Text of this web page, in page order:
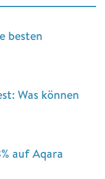
besten
Was können
auf Aqara